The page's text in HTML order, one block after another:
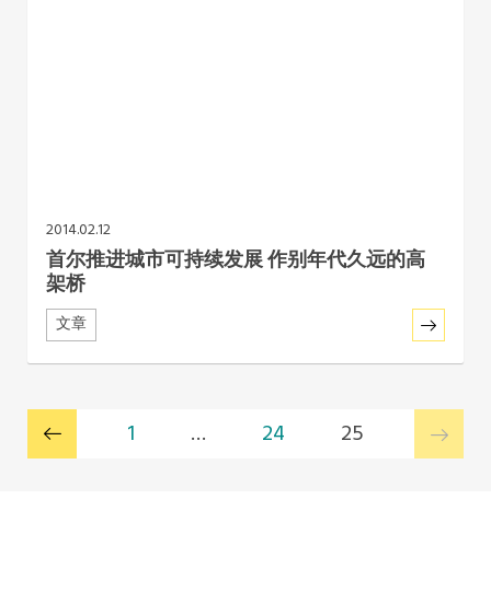
2014.02.12
首尔推进城市可持续发展 作别年代久远的高
架桥
文章
1 … 24 25